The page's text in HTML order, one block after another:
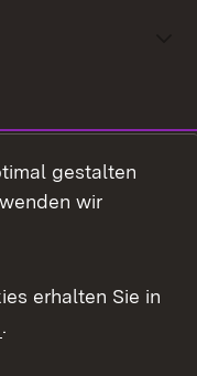
gestalten
wir
erhalten Sie in
.